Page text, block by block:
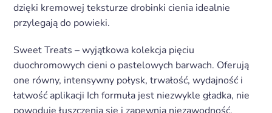
dzięki kremowej teksturze drobinki cienia idealnie
przylegają do powieki.
Sweet Treats – wyjątkowa kolekcja pięciu
duochromowych cieni o pastelowych barwach. Oferują
one równy, intensywny połysk, trwałość, wydajność i
łatwość aplikacji Ich formuła jest niezwykle gładka, nie